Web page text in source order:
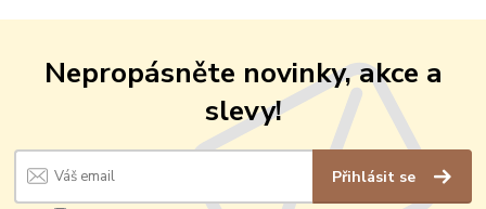
Nepropásněte novinky, akce a
slevy!
Přihlásit se